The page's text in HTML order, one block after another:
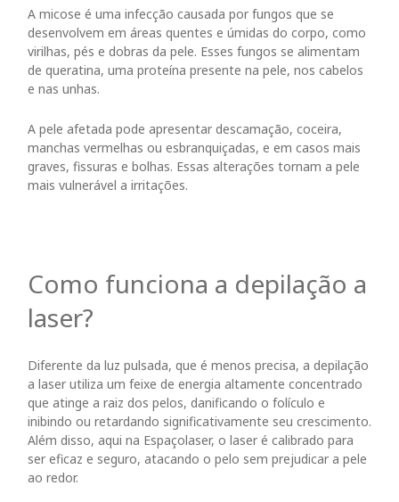
A micose é uma infecção causada por fungos que se
desenvolvem em áreas quentes e úmidas do corpo, como
virilhas, pés e dobras da pele. Esses fungos se alimentam
de queratina, uma proteína presente na pele, nos cabelos
e nas unhas.
A pele afetada pode apresentar descamação, coceira,
manchas vermelhas ou esbranquiçadas, e em casos mais
graves, fissuras e bolhas. Essas alterações tornam a pele
mais vulnerável a irritações.
Como funciona a depilação a
laser?
Diferente da luz pulsada, que é menos precisa, a depilação
a laser utiliza um feixe de energia altamente concentrado
que atinge a raiz dos pelos, danificando o folículo e
inibindo ou retardando significativamente seu crescimento.
Além disso, aqui na Espaçolaser, o laser é calibrado para
ser eficaz e seguro, atacando o pelo sem prejudicar a pele
ao redor.